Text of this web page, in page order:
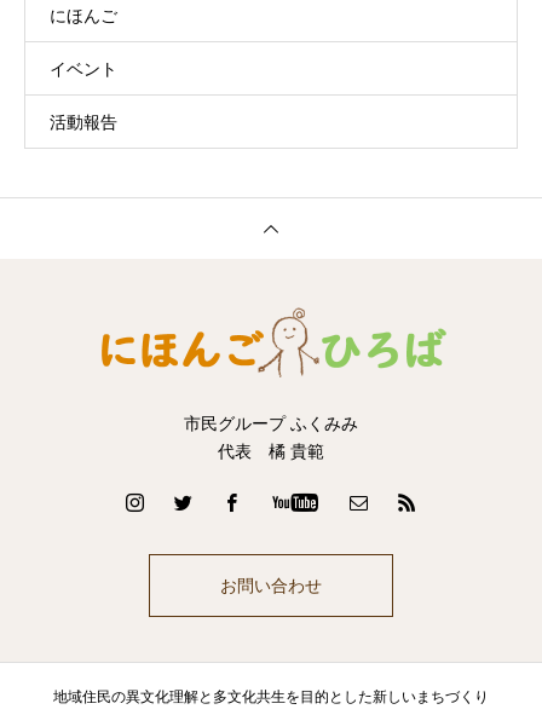
にほんご
イベント
活動報告
市民グループ ふくみみ
代表 橘 貴範
お問い合わせ
地域住民の異文化理解と多文化共生を目的とした新しいまちづくり